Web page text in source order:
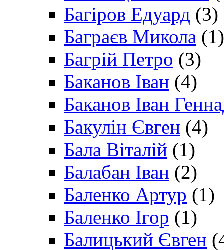
Багіров Едуард (3)
Баграєв Микола (1)
Багрій Петро (3)
Баканов Іван (4)
Баканов Іван
Бакулін Євген (4)
Бала Віталій (1)
Балабан Іван (2)
Баленко Артур (1)
Баленко Ігор (1)
Балицький Євген